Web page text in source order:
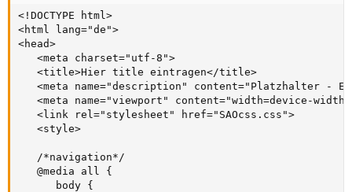
<!DOCTYPE html>
<html lang="de">
<head>
   <meta charset="utf-8">
   <title>Hier title eintragen</title>
<meta name="description" content="Platzhalter -
<meta name="viewport" content="width=device-
   <link rel="stylesheet" href="SAOcss.css">
   <style>
   /*navigation*/
   @media all {
      body {